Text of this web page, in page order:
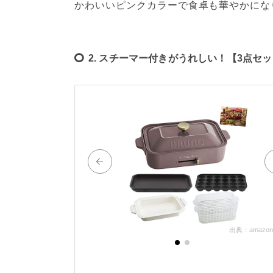
かわいいピンクカラーで食卓も華やかに
2. スチーマー付きがうれしい！【3点セ
出典：